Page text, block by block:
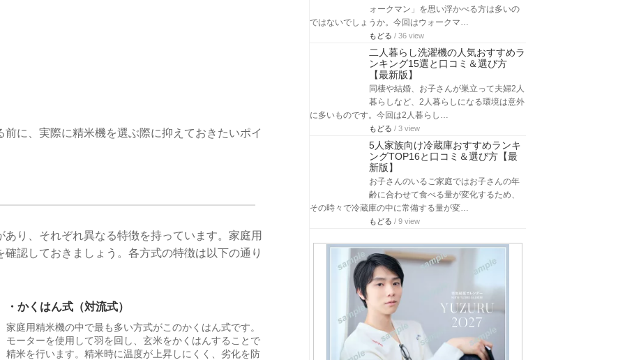
に、実際に精米機を選ぶ際に抑えておきたいポイ
り、それぞれ異なる特徴を持っています。家庭用
認しておきましょう。各方式の特徴は以下の通り
・かくはん式（対流式）
家庭用精米機の中で最も多い方式がこのかくはん式です。
モーターを使用して羽を回し、玄米をかくはんすることで
精米を行います。精米時に温度が上昇しにくく、劣化を防
ォークマン」を思い浮かべる方は多いの
ではないでしょうか。今回はウォークマ…
もどる / 36 view
二人暮らし洗濯機の人気おすすめラ
ンキング15選と口コミ＆選び方
【最新版】
同棲や結婚、お子さんが巣立って夫婦2人
暮らしなど、2人暮らしになる環境は意外
に多いものです。今回は2人暮らし…
もどる / 3 view
5人家族向け冷蔵庫おすすめランキ
ングTOP16と口コミ＆選び方【最
新版】
お子さんのいるご家庭ではお子さんの年
齢に合わせて食べる量が変化するため、
その時々で冷蔵庫の中に常備する量が変…
もどる / 9 view